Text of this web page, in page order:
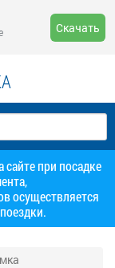
Скачать
при посадке
осуществляется